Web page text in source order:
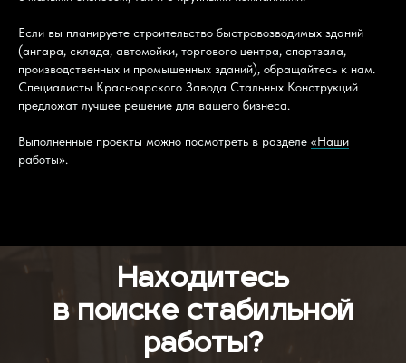
Если вы планируете строительство быстровозводимых зданий
(ангара, склада, автомойки, торгового центра, спортзала,
производственных и промышенных зданий), обращайтесь к нам.
Специалисты Красноярского Завода Стальных Конструкций
предложат лучшее решение для вашего бизнеса.
Выполненные проекты можно посмотреть в разделе «Наши
работы».
Находитесь
в поиске стабильной
работы?